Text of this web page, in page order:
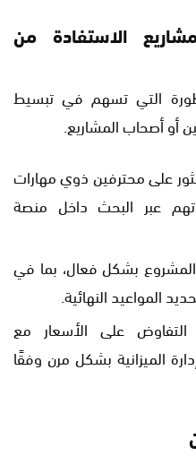
الاستفادة من
التي تسهم في تبسيط
أو أصحاب المشاريع.
على محترفين ذوي مهارات
عبر البحث داخل منصة
المشروع بشكل فعال، بما في
المواعيد النهائية.
على الأسعار مع
الميزانية بشكل مرن وفقًا